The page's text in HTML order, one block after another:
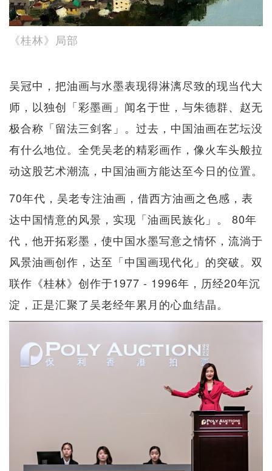
《桂林》局部
吴冠中，把油画与水墨表现得淋漓尽致的现当代大
师，以独创「彩墨画」闻名于世，与朱德群、赵无
极合称「留法三剑客」。过去，中国油画在艺坛没
有什么地位。全凭吴老的精彩画作，像火车头般拉
动这股艺术潮流，中国油画方能达至今日的位置。
70年代，吴老专注油画，借西方油画之色感，表
达中国情意的风景，实现「油画民族化」。 80年
代，他开拓彩墨，使中国水墨写意之情怀，流淌于
风景油画创作，达至「中国画现代化」的突破。双
联作《桂林》创作于1977 - 1996年，历经20年沉
淀​​，正是汇聚了吴老经年累月的心血结晶。